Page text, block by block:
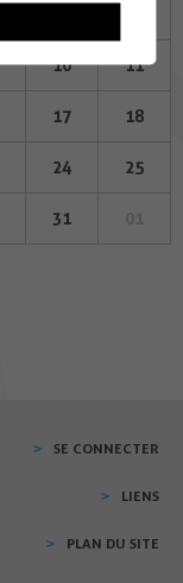
10 11
17 18
24 25
31
SE CONNECTER
LIENS
PLAN DU SITE